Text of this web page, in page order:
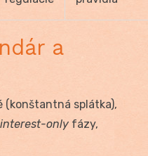
a
(konštantná splátka),
interest-only fázy,